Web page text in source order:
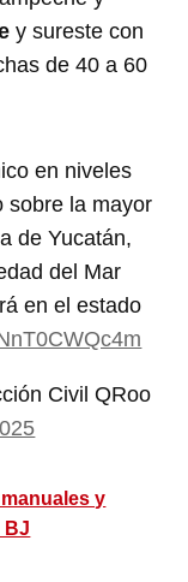
y sureste con
de 40 a 60
en niveles
sobre la mayor
de Yucatán,
del Mar
en el estado
Civil QRoo
y
BJ